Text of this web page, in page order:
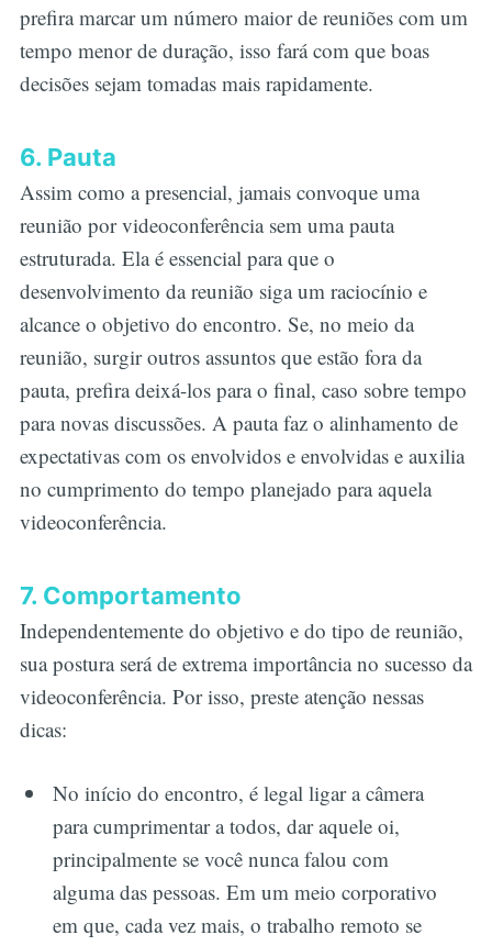
prefira marcar um número maior de reuniões com um
tempo menor de duração, isso fará com que boas
decisões sejam tomadas mais rapidamente.
6. Pauta
Assim como a presencial, jamais convoque uma
reunião por videoconferência sem uma pauta
estruturada. Ela é essencial para que o
desenvolvimento da reunião siga um raciocínio e
alcance o objetivo do encontro. Se, no meio da
reunião, surgir outros assuntos que estão fora da
pauta, prefira deixá-los para o final, caso sobre tempo
para novas discussões. A pauta faz o alinhamento de
expectativas com os envolvidos e envolvidas e auxilia
no cumprimento do tempo planejado para aquela
videoconferência.
7. Comportamento
Independentemente do objetivo e do tipo de reunião,
sua postura será de extrema importância no sucesso da
videoconferência. Por isso, preste atenção nessas
dicas:
No início do encontro, é legal ligar a câmera
para cumprimentar a todos, dar aquele oi,
principalmente se você nunca falou com
alguma das pessoas. Em um meio corporativo
em que, cada vez mais, o trabalho remoto se